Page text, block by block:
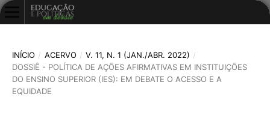
INÍCIO / ACERVO / V. 11, N. 1 (JAN./ABR. 2022) /
DOSSIÊ - POLÍTICA DE AÇÕES AFIRMATIVAS EM INSTITUIÇÕES
DO ENSINO SUPERIOR (IES): EM DEBATE O ACESSO E A
EQUIDADE